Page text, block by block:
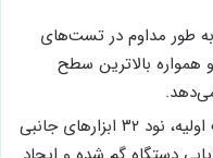
بالاترین سطح محافظت: نود ۳۲ به طور مداوم در تست‌های
همواره بالاترین سطح
ابزارهای جانبی: علاوه بر محافظت اولیه، نود ۳۲ ابزارهای جانبی